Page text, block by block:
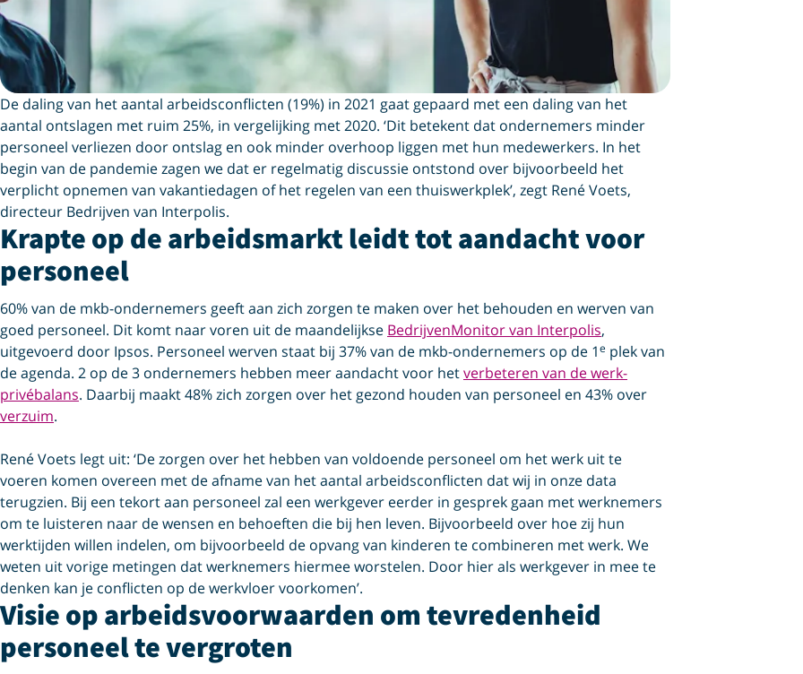
De daling van het aantal arbeidsconflicten (19%) in 2021 gaat gepaard met een daling van het
aantal ontslagen met ruim 25%, in vergelijking met 2020. ‘Dit betekent dat ondernemers minder
personeel verliezen door ontslag en ook minder overhoop liggen met hun medewerkers. In het
begin van de pandemie zagen we dat er regelmatig discussie ontstond over bijvoorbeeld het
verplicht opnemen van vakantiedagen of het regelen van een thuiswerkplek’, zegt René Voets,
directeur Bedrijven van Interpolis.
Krapte op de arbeidsmarkt leidt tot aandacht voor
personeel
60% van de mkb-ondernemers geeft aan zich zorgen te maken over het behouden en werven van
goed personeel. Dit komt naar voren uit de maandelijkse BedrijvenMonitor van Interpolis,
uitgevoerd door Ipsos. Personeel werven staat bij 37% van de mkb-ondernemers op de 1e plek van
de agenda. 2 op de 3 ondernemers hebben meer aandacht voor hetverbeteren van de werk-
privébalans. Daarbij maakt 48% zich zorgen over het gezond houden van personeel en 43% over
verzuim.
René Voets legt uit: ‘De zorgen over het hebben van voldoende personeel om het werk uit te
voeren komen overeen met de afname van het aantal arbeidsconflicten dat wij in onze data
terugzien. Bij een tekort aan personeel zal een werkgever eerder in gesprek gaan met werknemers
om te luisteren naar de wensen en behoeften die bij hen leven. Bijvoorbeeld over hoe zij hun
werktijden willen indelen, om bijvoorbeeld de opvang van kinderen te combineren met werk. We
weten uit vorige metingen dat werknemers hiermee worstelen. Door hier als werkgever in mee te
denken kan je conflicten op de werkvloer voorkomen’.
Visie op arbeidsvoorwaarden om tevredenheid
personeel te vergroten